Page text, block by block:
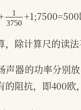
3750
+1;7500=500
，除计算尺的读
声器的功率分别
的阻抗，即400欧